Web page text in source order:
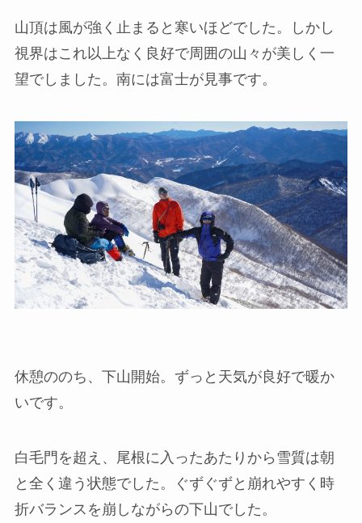
山頂は風が強く止まると寒いほどでした。しかし
視界はこれ以上なく良好で周囲の山々が美しく一
望でしました。南には富士が見事です。
休憩ののち、下山開始。ずっと天気が良好で暖か
いです。
白毛門を超え、尾根に入ったあたりから雪質は朝
と全く違う状態でした。ぐずぐずと崩れやすく時
折バランスを崩しながらの下山でした。